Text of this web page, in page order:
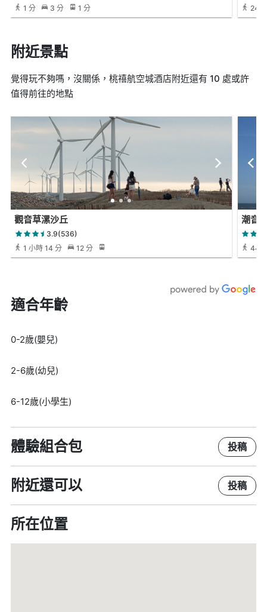
1 分 3 分 1 分 24
附近景點
覺得玩不夠嗎，沒關係，桃禧航空城酒店附近還有 10 處或許
值得前往的地點
觀音草漯沙丘
3.9(536)
1 小時 14 分
12 分
潮音
44
適合年齡
0-2歲(嬰兒)
2-6歲(幼兒)
6-12歲(小學生)
體驗組合包 投稿
附近還可以 投稿
所在位置